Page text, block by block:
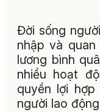
Đời sống
nhập và
lương bình
nhiều hoạt
quyền lợi
người lao